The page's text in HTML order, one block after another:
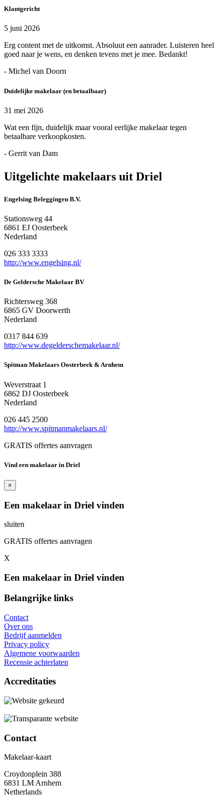
Klantgericht
5 juni 2026
Erg content met de uitkomst. Absoluut een aanrader. Luisteren heel
goed naar je wens, en denken tevens met je mee. Bedankt!
- Michel van Doorn
Duidelijke makelaar (en betaalbaar)
31 mei 2026
Wat een fijn, duidelijk maar vooral eerlijke makelaar tegen
betaalbare verkoopkosten.
- Gerrit van Dam
Uitgelichte makelaars uit Driel
Engelsing Beleggingen B.V.
Stationsweg 44
6861 EJ Oosterbeek
Nederland
026 333 3333
http://www.engelsing.nl/
De Geldersche Makelaar BV
Richtersweg 368
6865 GV Doorwerth
Nederland
0317 844 639
http://www.degelderschemakelaar.nl/
Spitman Makelaars Oosterbeek & Arnhem
Weverstraat 1
6862 DJ Oosterbeek
Nederland
026 445 2500
http://www.spitmanmakelaars.nl/
GRATIS offertes aanvragen
Vind een makelaar in Driel
×
Een makelaar in Driel vinden
sluiten
GRATIS offertes aanvragen
X
Een makelaar in Driel vinden
Belangrijke links
Contact
Over ons
Bedrijf aanmelden
Privacy policy
Algemene voorwaarden
Recensie achterlaten
Accreditaties
Contact
Makelaar-kaart
Croydonplein 388
6831 LM Arnhem
Netherlands